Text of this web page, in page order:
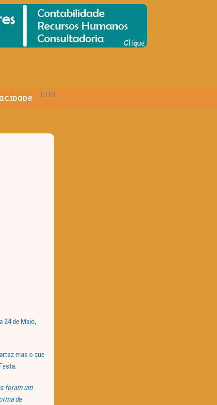
24 de Maio,
mas o que
foram um
de